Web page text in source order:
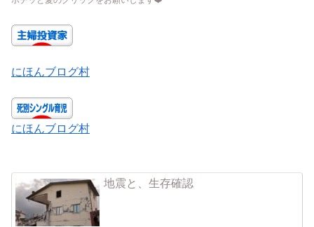
にほんブログ村
にほんブログ村
地震と、生存確認